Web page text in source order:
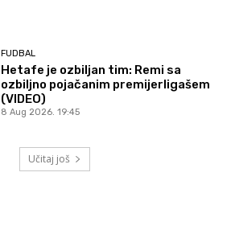
FUDBAL
Hetafe je ozbiljan tim: Remi sa
ozbiljno pojačanim premijerligašem
(VIDEO)
8 Aug 2026. 19:45
Učitaj još